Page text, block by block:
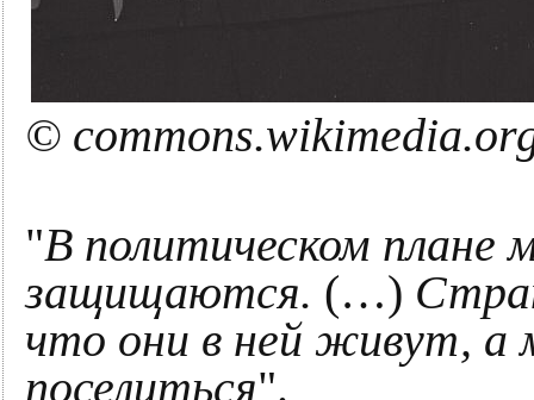
©
"В политическом плане
защищаются. (…)
что они в ней живут, а
поселиться".